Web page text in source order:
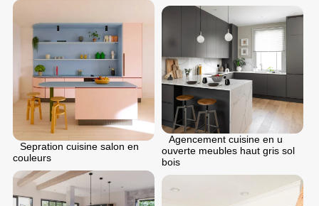
Sepration cuisine salon en
couleurs
Agencement cuisine en u
ouverte meubles haut gris sol
bois